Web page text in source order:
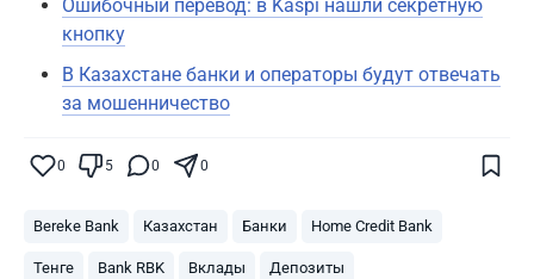
Ошибочный перевод: в Kaspi нашли секретную
кнопку
В Казахстане банки и операторы будут отвечать
за мошенничество
0 5 0 0
Bereke Bank Казахстан Банки Home Credit Bank
Тенге Bank RBK Вклады Депозиты
Поставьте галочку рядом с